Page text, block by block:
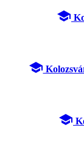
school
school
school